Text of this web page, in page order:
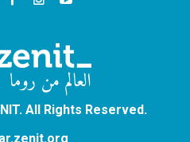
All Rights Reserved.